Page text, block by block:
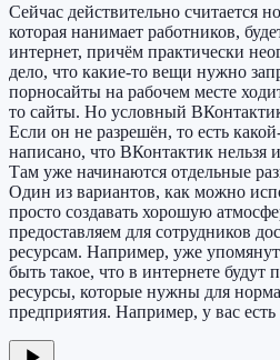
Сейчас действительно считается
которая нанимает работников,
интернет, причём практически
дело, что какие-то вещи нужно
порносайты на рабочем месте
то сайты. Но условный
Если он не разрешён, то есть
написано, что ВКонтактик нельзя
Там уже начинаются отдельные
Один из вариантов, как можно
просто создавать хорошую
предоставляем для сотрудников
ресурсам. Например, уже
быть такое, что в интернете будут
ресурсы, которые нужны для
предприятия. Например, у вас есть